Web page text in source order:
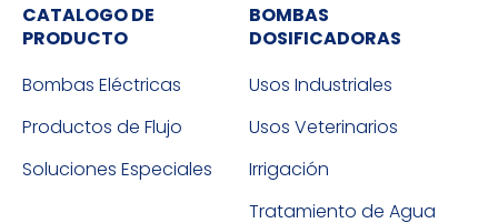
CATALOGO DE
PRODUCTO
Bombas Eléctricas
Productos de Flujo
Soluciones Especiales
BOMBAS
DOSIFICADORAS
Usos Industriales
Usos Veterinarios
Irrigación
Tratamiento de Agua